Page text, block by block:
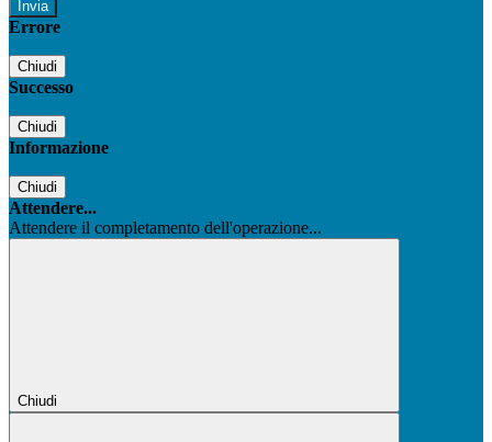
Errore
Chiudi
Successo
Chiudi
Informazione
Chiudi
Attendere...
Attendere il completamento dell'operazione...
Chiudi